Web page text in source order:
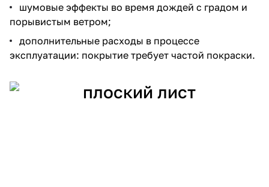
шумовые эффекты во время дождей с градом и
порывистым ветром;
дополнительные расходы в процессе
эксплуатации: покрытие требует частой покраски.